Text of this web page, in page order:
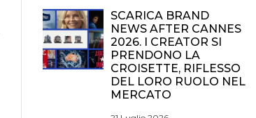
SCARICA BRAND
NEWS AFTER CANNES
2026. I CREATOR SI
PRENDONO LA
CROISETTE, RIFLESSO
DEL LORO RUOLO NEL
MERCATO